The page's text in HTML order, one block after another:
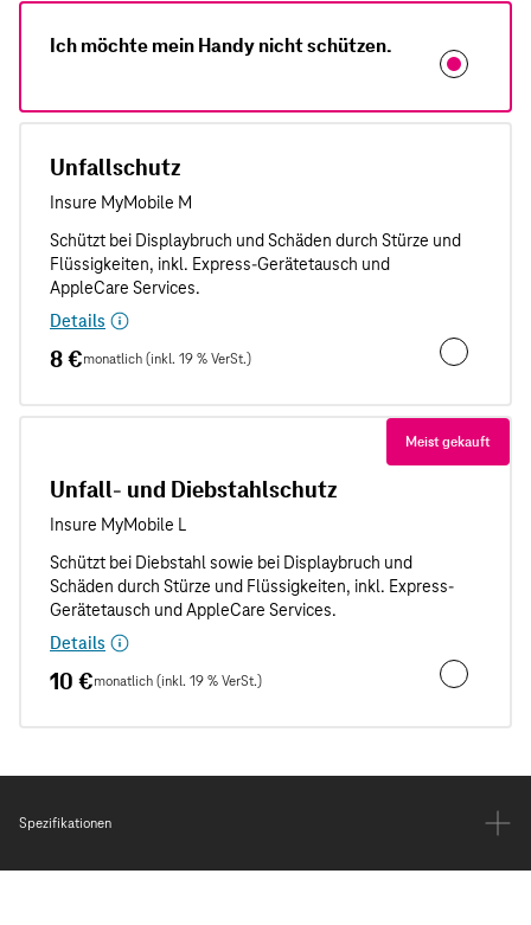
Ich möchte mein Handy nicht schützen.
Unfallschutz
Details
8 €monatlich (inkl. 19 % VerSt.)
Meist gekauft
Unfall- und Diebstahlschutz
Details
10 €monatlich (inkl. 19 % VerSt.) Unfall- und
Spezifikationen